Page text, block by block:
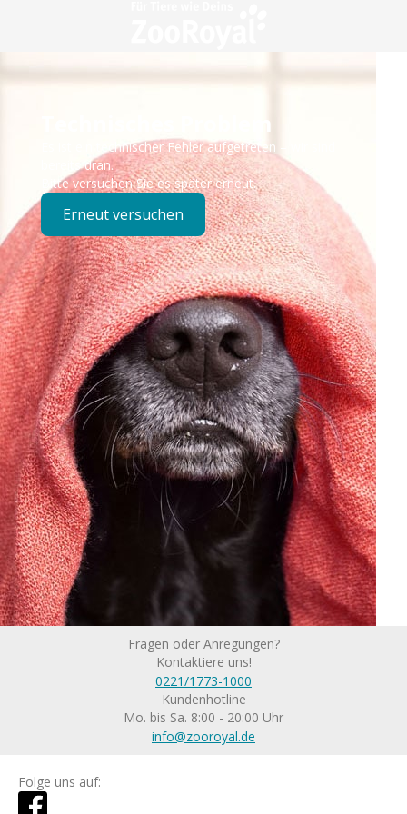
Technisches Problem
Es ist ein technischer Fehler aufgetreten – wir sind
bereits dran.
Bitte versuchen Sie es später erneut.
Erneut versuchen
Fragen oder Anregungen?
Kontaktiere uns!
0221/1773-1000
Kundenhotline
Mo. bis Sa. 8:00 - 20:00 Uhr
info@zooroyal.de
Folge uns auf: